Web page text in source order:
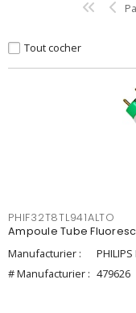
Tout cocher
PHIF32T8TL941ALTO
Ampoule Tube
Manufacturier :
PHILIPS
# Manufacturier : 479626